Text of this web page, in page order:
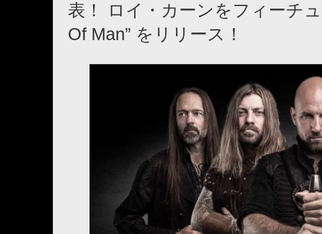
表！ ロイ・カーンをフィーチ
Of Man” をリリース！